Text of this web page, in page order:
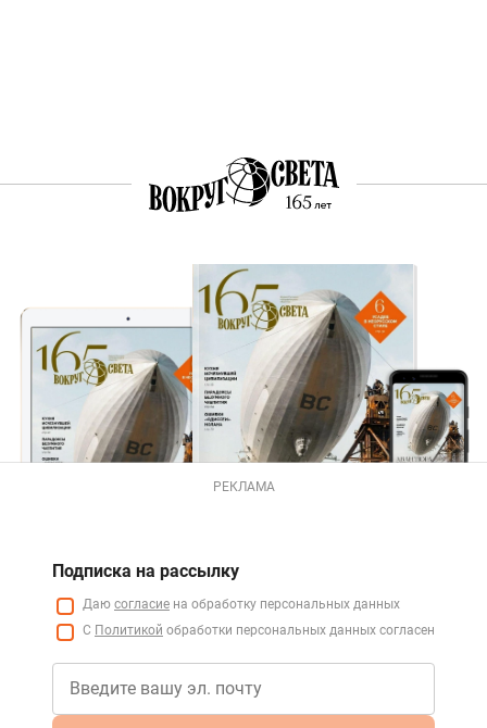
РЕКЛАМА
Подписка на рассылку
Даю согласие на обработку персональных данных
С Политикой обработки персональных данных согласен